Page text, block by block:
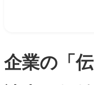
企業の「